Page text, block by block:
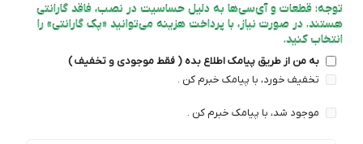
توجه: قطعات و آی‌سی‌ها به دلیل حساسیت در نصب، فاقد گارانتی
هستند. در صورت نیاز، با پرداخت هزینه می‌توانید «پک گارانتی» را
انتخاب کنید.
به من از طریق پیامک اطلاع بده ( فقط موجودی و تخفیف )
تخفیف خورد، با پیامک خبرم کن .
موجود شد، با پیامک خبرم کن .